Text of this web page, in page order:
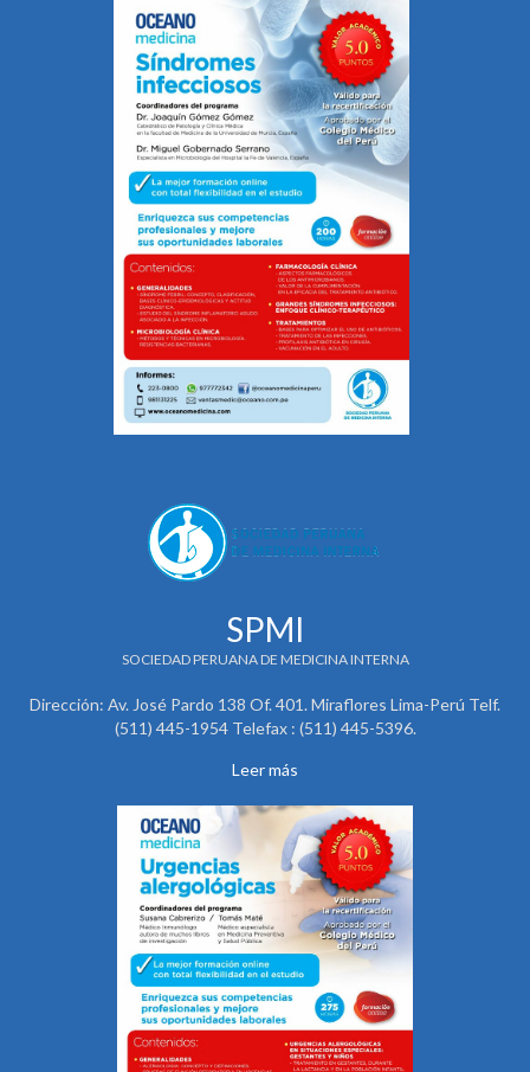
SPMI
SOCIEDAD PERUANA DE MEDICINA INTERNA
Dirección: Av. José Pardo 138 Of. 401. Miraflores Lima-Perú Telf.
(511) 445-1954 Telefax : (511) 445-5396.
Leer más